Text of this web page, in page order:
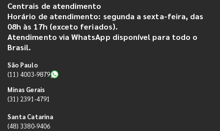
Centrais de atendimento
Horário de atendimento: segunda a sexta-feira, das
08h às 17h (exceto feriados).
Atendimento via WhatsApp disponível para todo o
Brasil.
São Paulo
(11) 4003-9879
Minas Gerais
(31) 2391-4791
Santa Catarina
(48) 3380-9406